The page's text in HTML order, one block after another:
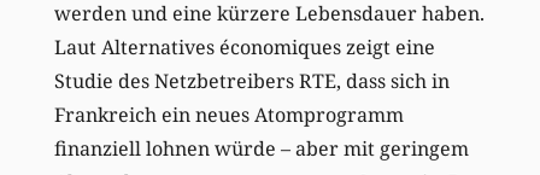
werden und eine kürzere Lebensdauer haben.
Laut Alternatives économiques zeigt eine
Studie des Netzbetreibers RTE, dass sich in
Frankreich ein neues Atomprogramm
finanziell lohnen würde – aber mit geringem